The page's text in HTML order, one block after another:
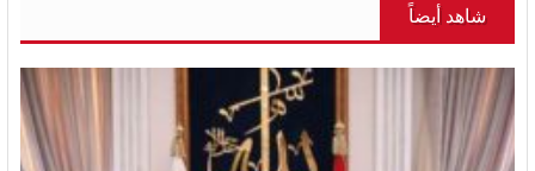
شاهد أيضاً